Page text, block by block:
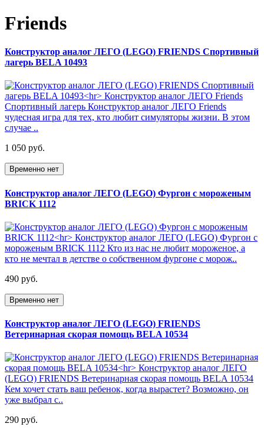
Friends
Конструктор аналог ЛЕГО (LEGO) FRIENDS Спортивный
лагерь BELA 10493
1 050 руб.
Временно нет
Конструктор аналог ЛЕГО (LEGO) Фургон с мороженым
BRICK 1112
490 руб.
Временно нет
Конструктор аналог ЛЕГО (LEGO) FRIENDS
Ветеринарная скорая помощь BELA 10534
290 руб.